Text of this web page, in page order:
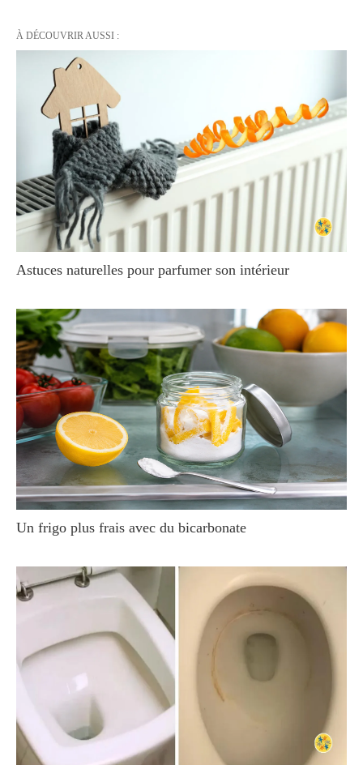
À DÉCOUVRIR AUSSI :
Astuces naturelles pour parfumer son intérieur
Un frigo plus frais avec du bicarbonate